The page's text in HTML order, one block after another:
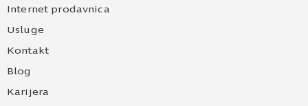
Internet prodavnica
Usluge
Kontakt
Blog
Karijera